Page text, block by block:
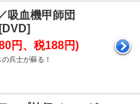
吸血機甲師団
円、税188円)
兵士が蘇る！